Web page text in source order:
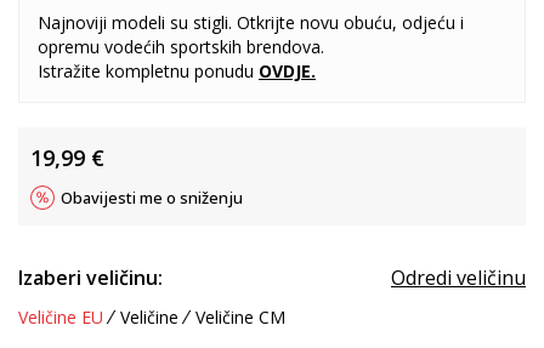
Najnoviji modeli su stigli. Otkrijte novu obuću, odjeću i
opremu vodećih sportskih brendova.
Istražite kompletnu ponudu OVDJE.
19,99 €
Obavijesti me o sniženju
Izaberi veličinu: Odredi veličinu
Veličine EU Veličine Veličine CM